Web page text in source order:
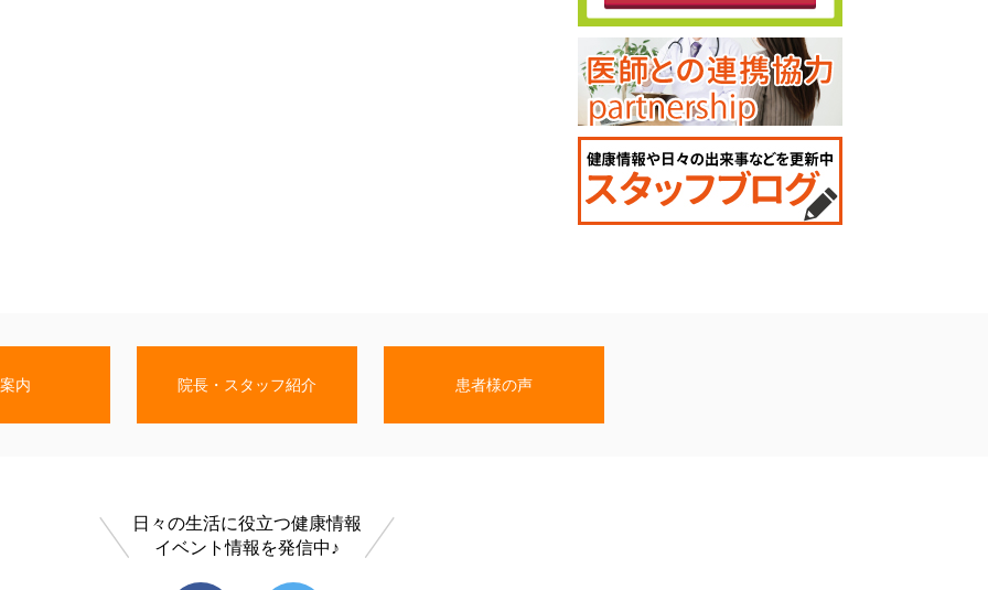
内 院長・スタッフ紹介 患者様の声
日々の生活に役立つ健康情報
イベント情報を発信中♪